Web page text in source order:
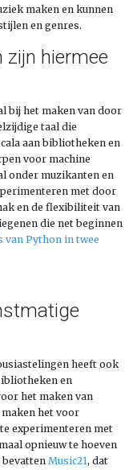
maken en kunnen
en genres.
hiermee
bij het maken van door
taal die
aan bibliotheken en
voor machine
onder muzikanten en
met door
en de flexibiliteit van
die net beginnen
van Python in twee
heeft ook
en
het maken van
het voor
experimenteren met
opnieuw te hoeven
bevatten Music21, dat